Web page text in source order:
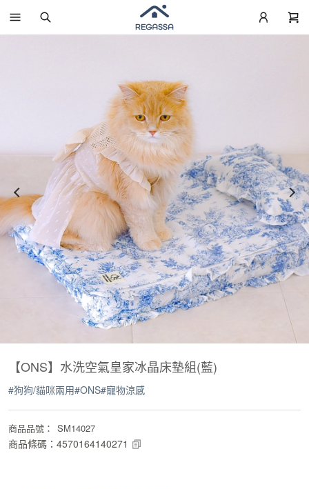
【ONS】水洗空氣皇家冰晶床墊組(藍)
#狗狗/貓咪兩用#ONS#寵物涼感
商品品號 ： SM14027
商品條碼 ： 4570164140271